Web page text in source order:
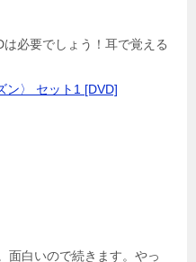
必要でしょう！耳で覚える
ン〉 セット1 [DVD]
面白いので続きます。やっ